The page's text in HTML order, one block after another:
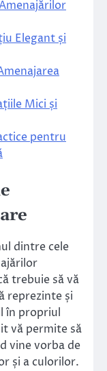
Elegant și
Mici și
pentru
dintre cele
trebuie să vă
reprezinte și
în propriul
vă permite să
vine vorba de
și a culorilor.